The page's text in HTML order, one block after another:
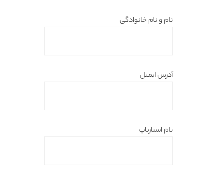
نام و نام خانوادگی
آدرس ایمیل
نام استارتاپ